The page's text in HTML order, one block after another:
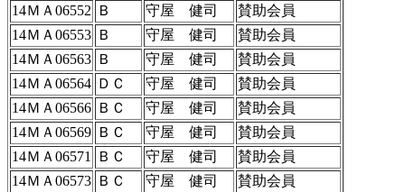
14ＭＡ06552
Ｂ 守屋 健司
賛助会員
14ＭＡ06553 Ｂ 守屋 健司
賛助会員
14ＭＡ06563 Ｂ 守屋 健司
賛助会員
14ＭＡ06564 ＤＣ 守屋 健司
賛助会員
14ＭＡ06566 ＢＣ 守屋 健司
賛助会員
14ＭＡ06569 ＢＣ 守屋 健司
賛助会員
14ＭＡ06571
ＢＣ 守屋 健司
賛助会員
14ＭＡ06573 ＢＣ 守屋 健司 賛助会員